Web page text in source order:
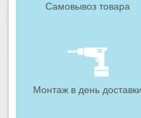
Самовывоз товара
Монтаж в день доставки